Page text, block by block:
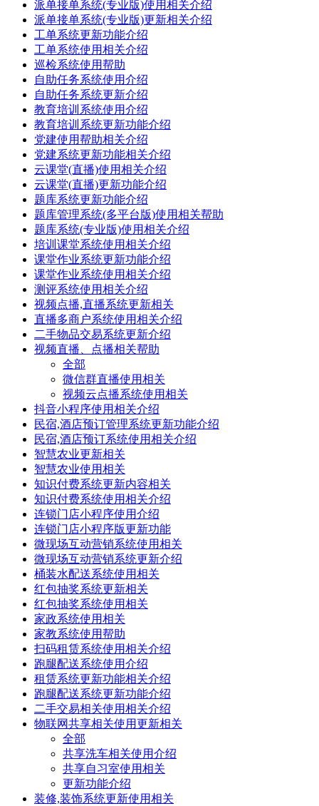
派单接单系统(专业版)使用相关介绍
派单接单系统(专业版)更新相关介绍
工单系统更新功能介绍
工单系统使用相关介绍
巡检系统使用帮助
自助任务系统使用介绍
自助任务系统更新介绍
教育培训系统使用介绍
教育培训系统更新功能介绍
党建使用帮助相关介绍
党建系统更新功能相关介绍
云课堂(直播)使用相关介绍
云课堂(直播)更新功能介绍
题库系统更新功能介绍
题库管理系统(多平台版)使用相关帮助
题库系统(专业版)使用相关介绍
培训课堂系统使用相关介绍
课堂作业系统更新功能介绍
课堂作业系统使用相关介绍
测评系统使用相关介绍
视频点播,直播系统更新相关
直播多商户系统使用相关介绍
二手物品交易系统更新介绍
视频直播、点播相关帮助
全部
微信群直播使用相关
视频云点播系统使用相关
抖音小程序使用相关介绍
民宿,酒店预订管理系统更新功能介绍
民宿,酒店预订系统使用相关介绍
智慧农业更新相关
智慧农业使用相关
知识付费系统更新内容相关
知识付费系统使用相关介绍
连锁门店小程序使用介绍
连锁门店小程序版更新功能
微现场互动营销系统使用相关
微现场互动营销系统更新介绍
桶装水配送系统使用相关
红包抽奖系统更新相关
红包抽奖系统使用相关
家政系统使用相关
家教系统使用帮助
扫码租赁系统使用相关介绍
跑腿配送系统使用介绍
租赁系统更新功能相关介绍
跑腿配送系统更新功能介绍
二手交易相关使用相关介绍
物联网共享相关使用更新相关
全部
共享洗车相关使用介绍
共享自习室使用相关
更新功能介绍
装修,装饰系统更新使用相关